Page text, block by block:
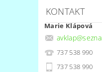
KONTAKT
Marie Klápová
avklap@
737 538 990
737 538 990